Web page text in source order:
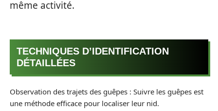
même activité.
TECHNIQUES D’IDENTIFICATION
DÉTAILLÉES
Observation des trajets des guêpes : Suivre les guêpes est
une méthode efficace pour localiser leur nid.